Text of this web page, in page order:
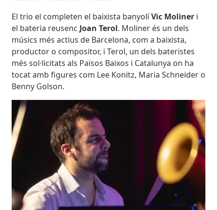
El trio el completen el baixista banyolíVic Moliner i
el bateria reusenc Joan Terol. Moliner és un dels
músics més actius de Barcelona, com a baixista,
productor o compositor, i Terol, un dels bateristes
més sol·licitats als Països Baixos i Catalunya on ha
tocat amb figures com Lee Konitz, Maria Schneider o
Benny Golson.
Imatges
Imagen